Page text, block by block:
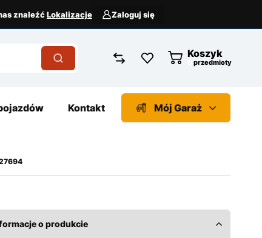
znaleźćLokalizacje Zaloguj się
Koszyk
przedmioty
Kontakt Mój Garaż
o produkcie